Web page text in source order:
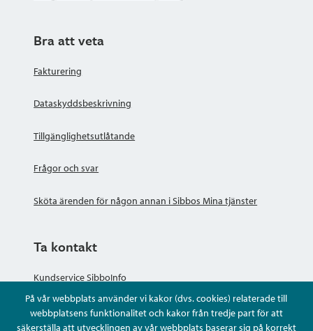
På vår webbplats använder vi kakor (dvs. cookies) relaterade till
webbplatsens funktionalitet och kakor från tredje part för att
säkerställa att utvecklingen av vår webbplats baserar sig på korrekt
Bra att veta
Fakturering
Dataskyddsbeskrivning
Tillgänglighetsutlåtande
Frågor och svar
Sköta ärenden för någon annan i Sibbos Mina tjänster
Ta kontakt
Kundservice SibboInfo
Ge anonym respons